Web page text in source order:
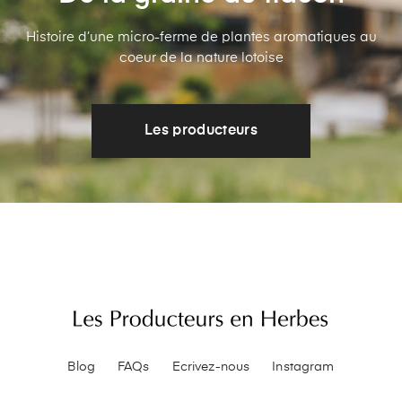
Histoire d’une micro-ferme de plantes aromatiques au
coeur de la nature lotoise
Les producteurs
Blog FAQs Ecrivez-nous Instagram